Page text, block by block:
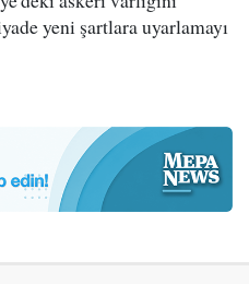
yeni şartlara uyarlamayı